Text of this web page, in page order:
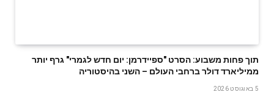
תוך פחות משבוע: הסרט "ספיידרמן: יום חדש לגמרי" גרף יותר
ממיליארד דולר ברחבי העולם – השני בהיסטוריה
5 באוגוסט 2026